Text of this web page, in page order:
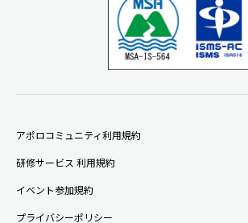
アポロコミュニティ利用規約
研修サービス 利用規約
イベント参加規約
プライバシーポリシー